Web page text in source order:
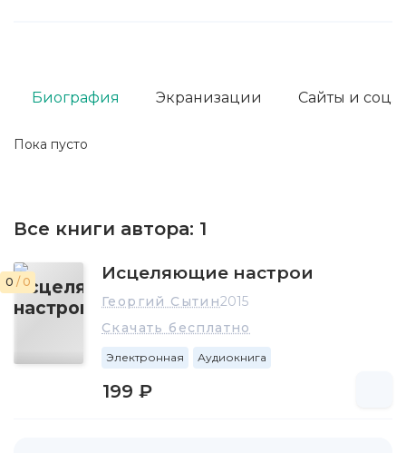
Пока пусто
Биография Экранизации Сайты и соц.
Все книги автора: 1
0 / 0 Исцеляющие настрои
Георгий Сытин2015
Скачать бесплатно
Электронная Аудиокнига
199 ₽